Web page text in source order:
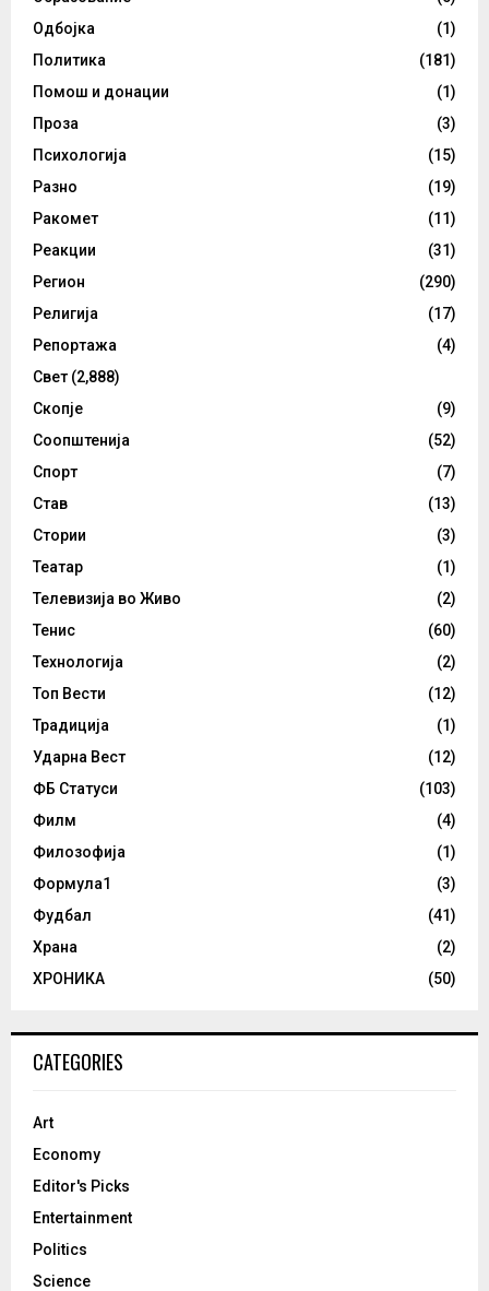
Одбојка
(1)
Политика
(181)
Помош и донации
(1)
Проза
(3)
Психологија
(15)
Разно
(19)
Ракомет
(11)
Реакции
(31)
Регион
(290)
Религија
(17)
Репортажа
(4)
Свет (2,888)
Скопје
(9)
Соопштенија
(52)
Спорт
(7)
Став
(13)
Стории
(3)
Театар
(1)
Телевизија во Живо
(2)
Тенис
(60)
Технологија
(2)
Топ Вести
(12)
Традиција
(1)
Ударна Вест
(12)
ФБ Статуси
(103)
Филм
(4)
Филозофија
(1)
Формула1
(3)
Фудбал
(41)
Храна
(2)
ХРОНИКА
(50)
CATEGORIES
Art
Economy
Editor's Picks
Entertainment
Politics
Science